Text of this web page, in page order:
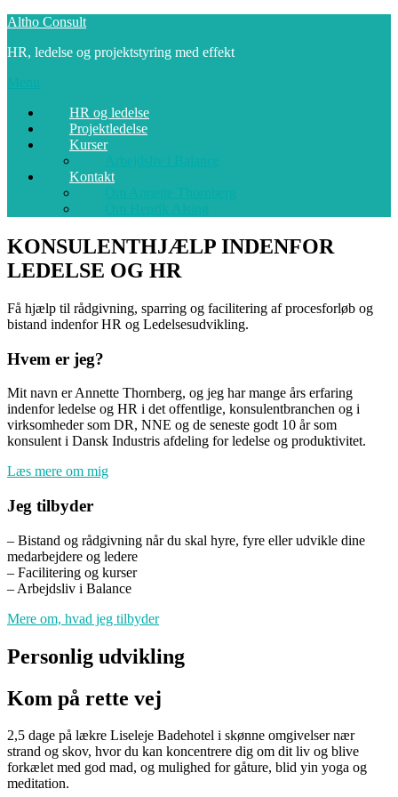
Spring
indhold
Altho Consult
HR, ledelse og projektstyring med effekt
Menu
HR og ledelse
Projektledelse
Kurser
Arbejdsliv i Balance
Kontakt
Om Annette Thornberg
Om Henrik Alsing
KONSULENTHJÆLP INDENFOR
LEDELSE OG HR
Få hjælp til rådgivning, sparring og facilitering af procesforløb og
bistand indenfor HR og Ledelsesudvikling.
Hvem er jeg?
Mit navn er Annette Thornberg, og jeg har mange års erfaring
indenfor ledelse og HR i det offentlige, konsulentbranchen og i
virksomheder som DR, NNE og de seneste godt 10 år som
konsulent i Dansk Industris afdeling for ledelse og produktivitet.
Læs mere om mig
Jeg tilbyder
– Bistand og rådgivning når du skal hyre, fyre eller udvikle dine
medarbejdere og ledere
– Facilitering og kurser
– Arbejdsliv i Balance
Mere om, hvad jeg tilbyder
Personlig udvikling
Kom på rette vej
2,5 dage på lækre Liseleje Badehotel i skønne omgivelser nær
strand og skov, hvor du kan koncentrere dig om dit liv og blive
forkælet med god mad, og mulighed for gåture, blid yin yoga og
meditation.